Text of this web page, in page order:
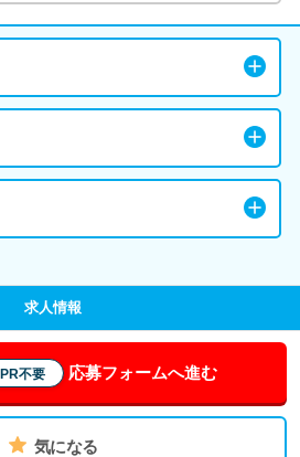
求人情報
不要 応募フォームへ進む
気になる